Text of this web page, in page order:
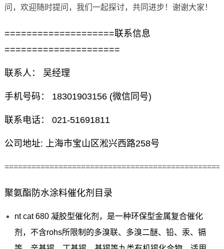
问，欢迎随时提问，我们一起探讨，共同进步！谢谢大家！
====================联系信息
=====================
联系人： 吴经理
手机号码： 18301903156 (微信同号)
联系电话： 021-51691811
公司地址: 上海市宝山区淞兴西路258号
聚氨酯防水涂料催化剂目录
nt cat 680 凝胶型催化剂，是一种环保型金属复合催化
剂，不含rohs所限制的多溴联、多溴二醚、铅、汞、镉